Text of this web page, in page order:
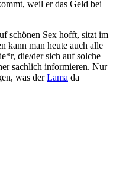
weil er das Geld bei
schönen Sex hofft, sitzt im
kann man heute auch alle
die/der sich auf solche
sachlich informieren. Nur
was derLama da